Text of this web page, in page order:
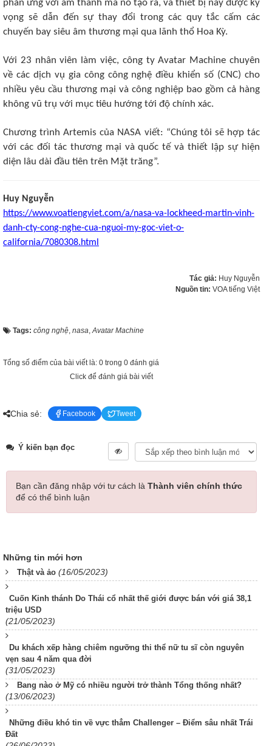
phản ứng với âm thanh mà nó tạo ra, và thiết bị này được kỳ
vọng sẽ dẫn đến sự thay đổi trong các quy tắc cấm các
chuyến bay siêu âm thương mại qua lãnh thổ Hoa Kỳ.
Với 23 nhân viên làm việc, công ty Avatar Machine chuyên
về các dịch vụ gia công công nghệ điều khiển số (CNC) cho
nhiều yêu cầu thương mại và công nghiệp bao gồm cả hàng
không vũ trụ với mục tiêu hướng tới độ chính xác.
Chương trình Artemis của NASA viết: “Chúng tôi sẽ hợp tác
với các đối tác thương mại và quốc tế và thiết lập sự hiện
diện lâu dài đầu tiên trên Mặt trăng”.
Huy Nguyễn
https://www.voatiengviet.com/a/nasa-va-lockheed-martin-vinh-
danh-cty-cong-nghe-cua-nguoi-my-goc-viet-o-
california/7080308.html
Tác giả: Huy Nguyễn
Nguồn tin: VOA tiếng Việt
Tags: công nghệ, nasa,Avatar Machine
Tổng số điểm của bài viết là: 0 trong 0 đánh giá
Click để đánh giá bài viết
Chia sẻ: Facebook Tweet
Ý kiến bạn đọc
Bạn cần đăng nhập với tư cách là Thành viên chính thức
để có thể bình luận
Những tin mới hơn
Thật và ảo (16/05/2023)
Cuốn Kinh thánh Do Thái cổ nhất thế giới được bán với giá 38,1
triệu USD
(21/05/2023)
Du khách xếp hàng chiêm ngưỡng thi thể nữ tu sĩ còn nguyên
vẹn sau 4 năm qua đời
(31/05/2023)
Bang nào ở Mỹ có nhiều người trở thành Tổng thống nhất?
(13/06/2023)
Những điều khó tin về vực thẳm Challenger – Điểm sâu nhất Trái
Đất